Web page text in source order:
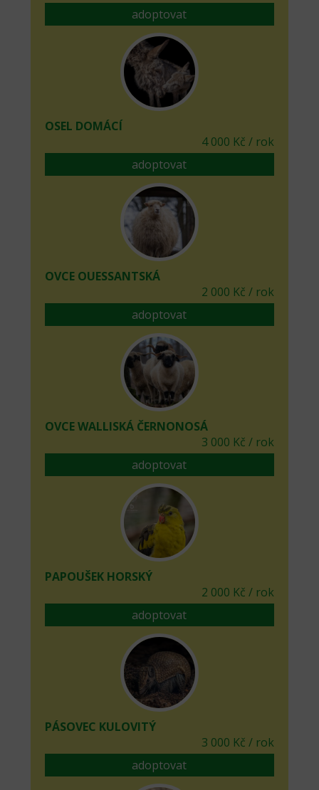
adoptovat
OSEL DOMÁCÍ
4 000 Kč / rok
adoptovat
OVCE OUESSANTSKÁ
2 000 Kč / rok
adoptovat
OVCE WALLISKÁ ČERNONOSÁ
3 000 Kč / rok
adoptovat
PAPOUŠEK HORSKÝ
2 000 Kč / rok
adoptovat
PÁSOVEC KULOVITÝ
3 000 Kč / rok
adoptovat